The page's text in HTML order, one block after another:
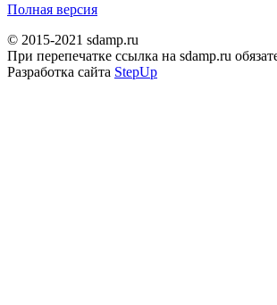
Полная версия
© 2015-2021 sdamp.ru
При перепечатке ссылка на sdamp.ru
Разработка сайта StepUp